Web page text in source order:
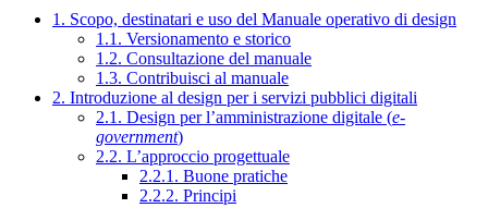
1. Scopo, destinatari e uso del Manuale operativo di design
1.1. Versionamento e storico
1.2. Consultazione del manuale
1.3. Contribuisci al manuale
2. Introduzione al design per i servizi pubblici digitali
2.1. Design per l’amministrazione digitale (e-
government)
2.2. L’approccio progettuale
2.2.1. Buone pratiche
2.2.2. Principi